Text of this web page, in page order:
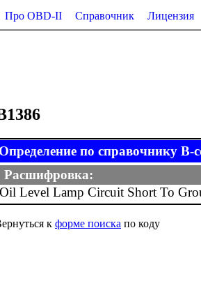
Про OBD-II Справочник Лицензия
по справочнику B-
Расшифровка:
Oil Level Lamp Circuit Short To
к форме поиска по коду